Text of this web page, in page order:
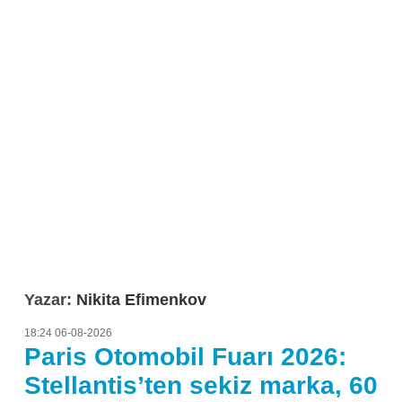
Yazar: Nikita Efimenkov
18:24 06-08-2026
Paris Otomobil Fuarı 2026:
Stellantis’ten sekiz marka, 60